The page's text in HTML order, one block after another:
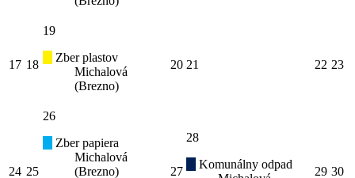
17 18
19
Zber plastov
Michalová
(Brezno)
20 21 22 23
24 25
26
Zber papiera
Michalová
(Brezno)
27
28
Komunálny odpad
29 30